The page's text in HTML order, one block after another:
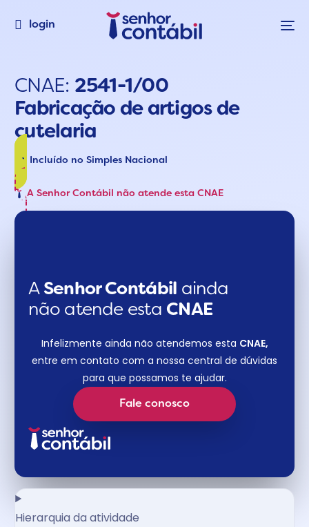
login
CNAE: 2541-1/00
Fabricação de artigos de
cutelaria
Incluído no Simples Nacional
A Senhor Contábil não atende esta CNAE
A Senhor Contábil ainda
não atende esta CNAE​
Infelizmente ainda não atendemos esta CNAE,
entre em contato com a nossa central de dúvidas
para que possamos te ajudar.
Fale conosco
Hierarquia da atividade